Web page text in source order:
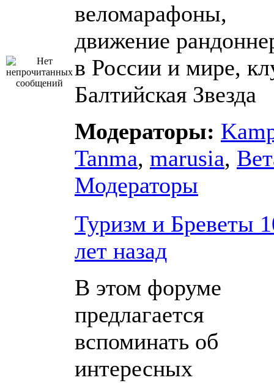
веломарафоны,
движение
в России и мире,
Балтийская Звезда
Модераторы:
Tanma, marusia,
Модераторы
Туризм и Бреветы
лет назад
В этом форуме
предлагается
вспоминать об
интересных